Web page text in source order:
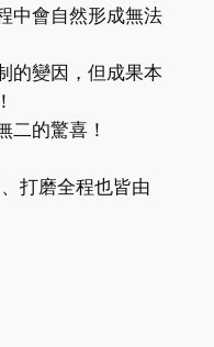
中會自然形成無法
的變因，但成果本
二的驚喜！
打磨全程也皆由